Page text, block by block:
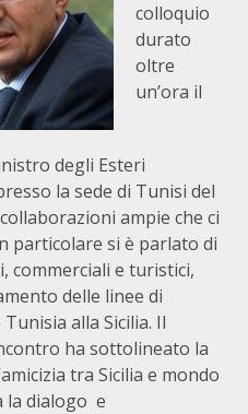
colloquio
durato
oltre
un’ora il
degli Esteri
la sede di Tunisi del
ampie che ci
particolare si è parlato di
commerciali e turistici,
delle linee di
alla Sicilia. Il
ha sottolineato la
tra Sicilia e mondo
la dialogo e